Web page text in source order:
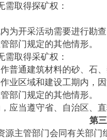
取得探矿权：
开采活动需要进行勘查
门规定的其他情形。
取得采矿权：
通建筑材料的砂、石、
区域和建设工期内，因
门规定的其他情形。
当遵守省、自治区、直
第
管部门会同有关部门